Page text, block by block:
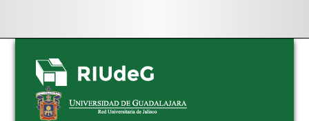
Skip
navigation